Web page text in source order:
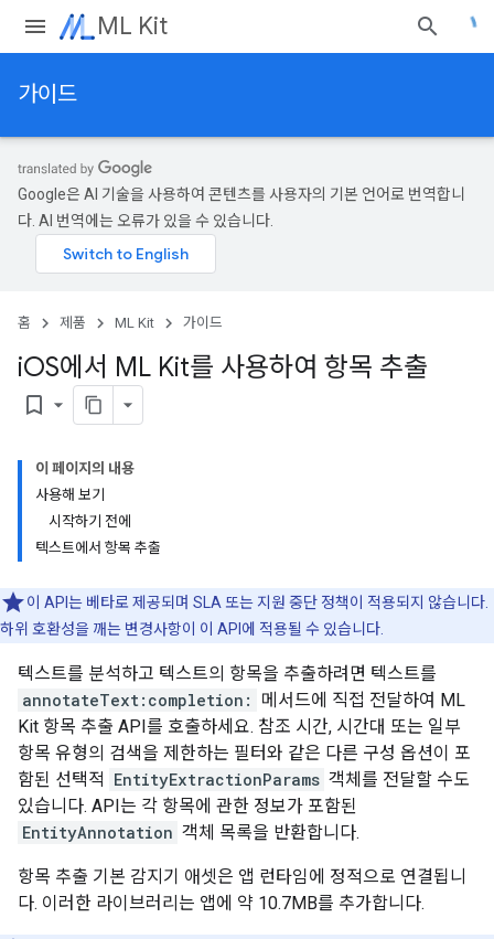
ML Kit
가이드
Google은 AI 기술을 사용하여 콘텐츠를 사용자의 기본 언어로 번역합니
다. AI 번역에는 오류가 있을 수 있습니다.
홈 제품 ML Kit 가이드
iOS에서 ML Kit를 사용하여 항목 추출
bookmark_border
이 페이지의 내용
사용해 보기
시작하기 전에
텍스트에서 항목 추출
이 API는 베타로 제공되며 SLA 또는 지원 중단 정책이 적용되지 않습니다.
하위 호환성을 깨는 변경사항이 이 API에 적용될 수 있습니다.
텍스트를 분석하고 텍스트의 항목을 추출하려면 텍스트를
annotateText:completion:
메서드에 직접 전달하여 ML
Kit 항목 추출 API를 호출하세요. 참조 시간, 시간대 또는 일부
항목 유형의 검색을 제한하는 필터와 같은 다른 구성 옵션이 포
함된 선택적 EntityExtractionParams 객체를 전달할 수도
있습니다. API는 각 항목에 관한 정보가 포함된
EntityAnnotation 객체 목록을 반환합니다.
항목 추출 기본 감지기 애셋은 앱 런타임에 정적으로 연결됩니
다. 이러한 라이브러리는 앱에 약 10.7MB를 추가합니다.